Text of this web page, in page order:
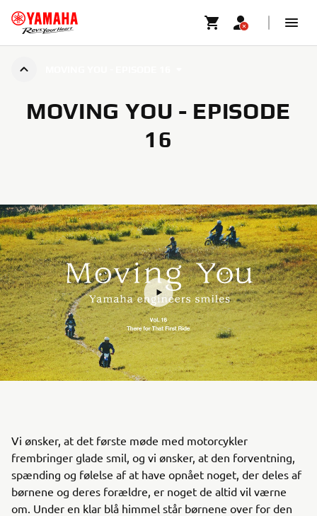
MOVING YOU - EPISODE
16
Vi ønsker, at det første møde med motorcykler
frembringer glade smil, og vi ønsker, at den forventning,
spænding og følelse af at have opnået noget, der deles af
børnene og deres forældre, er noget de altid vil værne
om. Under en klar blå himmel står børnene over for den